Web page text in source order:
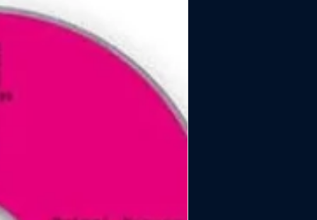
la colonna sonora del
bel secolo della mia vita
dai singoli La
e Il morso di Tyson
negli ultimi mesi, Brunori
con Sinigallia ha
di nuova linfa il nuovo
studio portandosi sempre in
musicale di ricerca e
che uniscono una
autentica e incisiva a un